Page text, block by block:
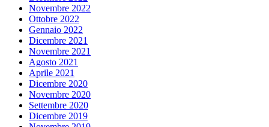
Novembre 2022
Ottobre 2022
Gennaio 2022
Dicembre 2021
Novembre 2021
Agosto 2021
Aprile 2021
Dicembre 2020
Novembre 2020
Settembre 2020
Dicembre 2019